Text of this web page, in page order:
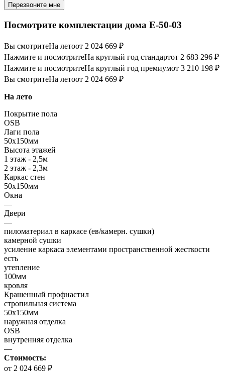
Перезвоните мне
Посмотрите комплектации дома E-50-03
Вы смотритеНа летоот 2 024 669 ₽
Нажмите и посмотритеНа круглый год стандартот 2 683 296 ₽
Нажмите и посмотритеНа круглый год премиумот 3 210 198 ₽
Вы смотритеНа летоот 2 024 669 ₽
На лето
Покрытие пола
OSB
Лаги пола
50х150мм
Высота этажей
1 этаж - 2,5м
2 этаж - 2,3м
Каркас стен
50х150мм
Окна
—
Двери
—
пиломатериал в каркасе (ев/камерн. сушки)
камерной сушки
усиление каркаса элементами пространственной жесткости
есть
утепление
100мм
кровля
Крашенный профнастил
стропильная система
50х150мм
наружная отделка
OSB
внутренняя отделка
—
Стоимость:
от 2 024 669 ₽